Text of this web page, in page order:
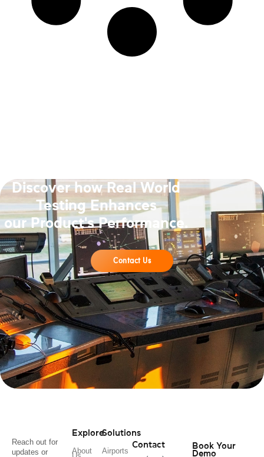
Discover how Real World
Testing Enhances
our Product's Performance.
Contact Us
Reach out for
updates or
Explore
About
Solutions
Airports
Contact
Book Your
Demo